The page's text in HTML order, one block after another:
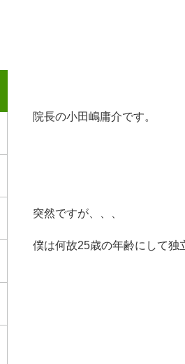
院長の小田嶋庸介です。
突然ですが、、、
僕は何故25歳の年齢にして独